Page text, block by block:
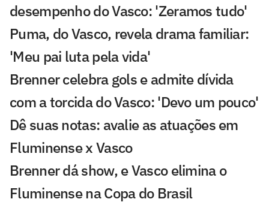
desempenho do Vasco: 'Zeramos tudo'
Puma, do Vasco, revela drama familiar:
'Meu pai luta pela vida'
Brenner celebra gols e admite dívida
com a torcida do Vasco: 'Devo um pouco'
Dê suas notas: avalie as atuações em
Fluminense x Vasco
Brenner dá show, e Vasco elimina o
Fluminense na Copa do Brasil